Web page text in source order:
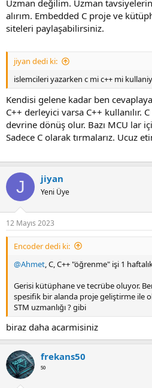
Uzman değilim. Uzman
alırım. Embedded C proje ve
siteleri paylaşabilirsiniz.
jiyan dedi ki:
islemcileri yazarken c mi c++ mi
Kendisi gelene kadar ben
C++ derleyici varsa C++ kullanılır.
devrine dönüş olur. Bazı MCU lar
Sadece C olarak tırmalarız. Ucuz
J jiyan
Yeni Üye
12 Mayıs 2023
Encoder dedi ki:
@Ahmet, C, C++ "öğrenme" işi 1
Gerisi kütüphane ve tecrübe oluyor.
spesifik bir alanda proje geliştirme ile
STM uzmanlığı ? gibi
biraz daha acarmisiniz
frekans50
⁵⁰